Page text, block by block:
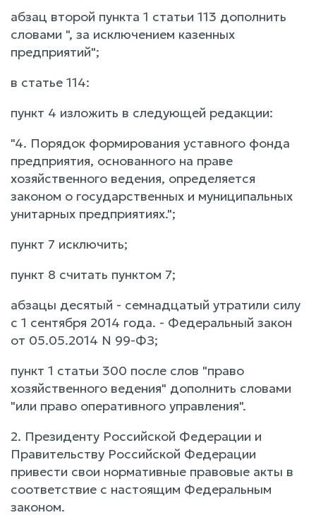
абзац второй пункта 1 статьи 113 дополнить
словами ", за исключением казенных
предприятий";
в статье 114:
пункт 4 изложить в следующей редакции:
"4. Порядок формирования уставного фонда
предприятия, основанного на праве
хозяйственного ведения, определяется
законом о государственных и муниципальных
унитарных предприятиях.";
пункт 7 исключить;
пункт 8 считать пунктом 7;
абзацы десятый - семнадцатый утратили силу
с 1 сентября 2014 года. - Федеральный закон
от 05.05.2014 N 99-ФЗ;
пункт 1 статьи 300 после слов "право
хозяйственного ведения" дополнить словами
"или право оперативного управления".
2. Президенту Российской Федерации и
Правительству Российской Федерации
привести свои нормативные правовые акты в
соответствие с настоящим Федеральным
законом.